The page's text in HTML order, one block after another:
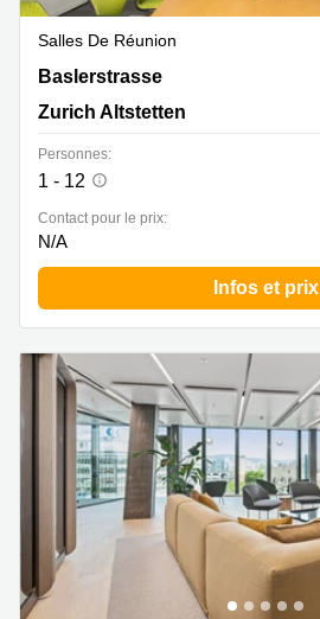
Salles De Réunion
Baslerstrasse 60, Zurich Altstetten
Baslerstrasse
Zurich Altstetten
Personnes:
1 - 12
Contact pour le prix:
N/A
Infos et prix